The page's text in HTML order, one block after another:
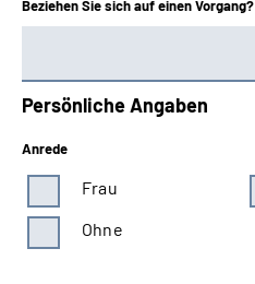
Beziehen Sie sich auf einen Vorgang?
Persönliche Angaben
Anrede
Frau
Ohne